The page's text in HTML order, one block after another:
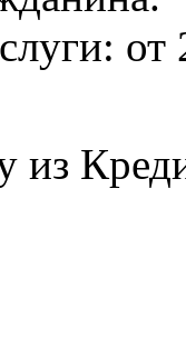
от
из